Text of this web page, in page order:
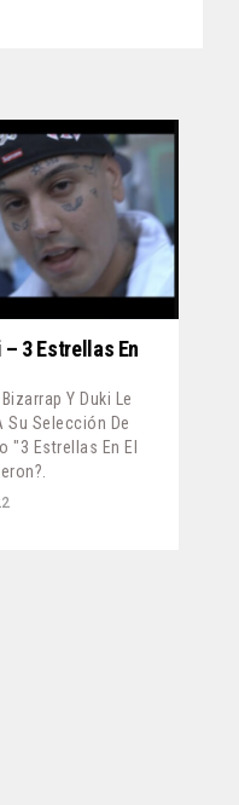
3 Estrellas En
Y Duki Le
Su Selección De
"3 Estrellas En El